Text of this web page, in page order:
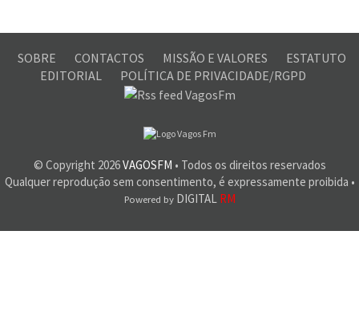
SOBRE CONTACTOS MISSÃO E VALORES
ESTATUTO
EDITORIAL
POLÍTICA DE PRIVACIDADE/RGPD
© Copyright 2026VAGOSFM • Todos os direitos reservados
Qualquer reprodução sem consentimento, é expressamente proibida •
Powered byDIGITAL RM